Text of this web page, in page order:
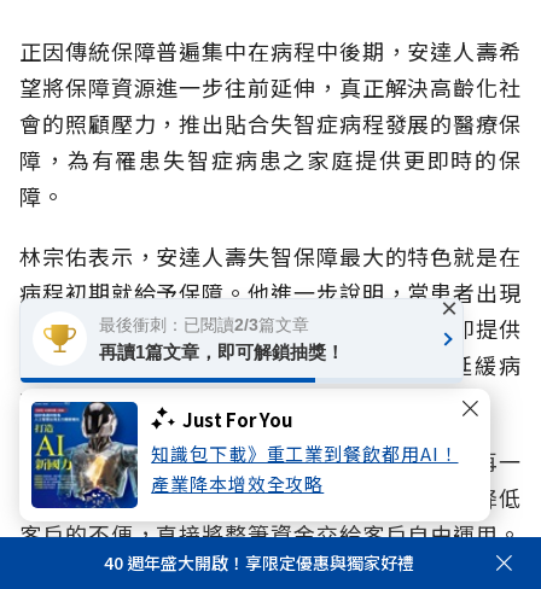
Just For You
知識包下載》重工業到餐飲都用AI！
產業降本增效全攻略
正因傳統保障普遍集中在病程中後期，安達人壽希
望將保障資源進一步往前延伸，真正解決高齡化社
會的照顧壓力，推出貼合失智症病程發展的醫療保
障，為有罹患失智症病患之家庭提供更即時的保
障。
林宗佑表示，安達人壽失智保障最大的特色就是在
病程初期就給予保障。他進一步說明，當患者出現
前兆並確診為輕度失智（CDR 1）時，保單即提供
部分保障，協助家庭第一時間啟動治療、延緩病
程。
若病程不幸惡化至中重度（CDR 2以上），則再一
次性提供整筆理賠給付。「這樣的設計是為了降低
客戶的不便，直接將整筆資金交給客戶自由運用。
無論是要入住專業照護機構，還是補足日常照護缺
40 週年盛大開啟！享限定優惠與獨家好禮
最後衝刺：已閱讀2/3篇文章
再讀1篇文章，即可解鎖抽獎！
×